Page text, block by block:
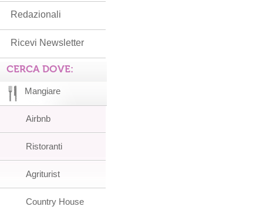
Redazionali
Ricevi Newsletter
CERCA DOVE:
Mangiare
Airbnb
Ristoranti
Agriturist
Country House